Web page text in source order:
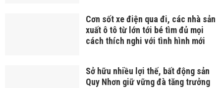
Cơn sốt xe điện qua đi, các nhà sản
xuất ô tô từ lớn tới bé tìm đủ mọi
cách thích nghi với tình hình mới
Sở hữu nhiều lợi thế, bất động sản
Quy Nhơn giữ vững đà tăng trưởng